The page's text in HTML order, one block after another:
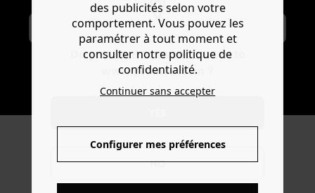
Do you want to be redirected to
www.promod.com ?
NO
REJOIGNEZ LA
COMMUNAUTÉ
des publicités selon votre
comportement. Vous pouvez les
paramétrer à tout moment et
consulter notre politique de
confidentialité.
Continuer sans accepter
Configurer mes préférences